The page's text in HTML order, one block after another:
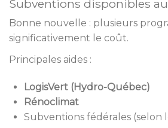
Subventions disponibles
Bonne nouvelle : plusieurs
significativement le coût.
Principales aides :
LogisVert (Hydro-Québec)
Rénoclimat
Subventions fédérales (selon